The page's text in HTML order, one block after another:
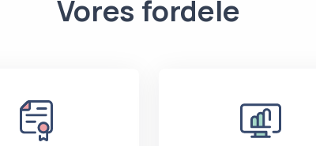
Vores fordele